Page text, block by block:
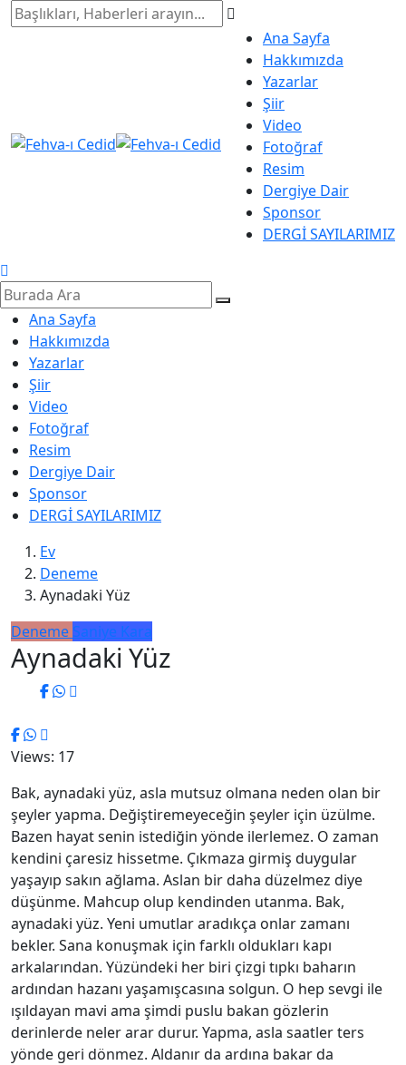
Ana Sayfa
Hakkımızda
Yazarlar
Şiir
Video
Fotoğraf
Resim
Dergiye Dair
Sponsor
DERGİ SAYILARIMIZ
Ana Sayfa
Hakkımızda
Yazarlar
Şiir
Video
Fotoğraf
Resim
Dergiye Dair
Sponsor
DERGİ SAYILARIMIZ
Ev
Deneme
Aynadaki Yüz
Deneme Saniye Kara
Aynadaki Yüz
Views: 17
Bak, aynadaki yüz, asla mutsuz olmana neden olan bir
şeyler yapma. Değiştiremeyeceğin şeyler için üzülme.
Bazen hayat senin istediğin yönde ilerlemez. O zaman
kendini çaresiz hissetme. Çıkmaza girmiş duygular
yaşayıp sakın ağlama. Aslan bir daha düzelmez diye
düşünme. Mahcup olup kendinden utanma. Bak,
aynadaki yüz. Yeni umutlar aradıkça onlar zamanı
bekler. Sana konuşmak için farklı oldukları kapı
arkalarından. Yüzündeki her biri çizgi tıpkı baharın
ardından hazanı yaşamışcasına solgun. O hep sevgi ile
ışıldayan mavi ama şimdi puslu bakan gözlerin
derinlerde neler arar durur. Yapma, asla saatler ters
yönde geri dönmez. Aldanır da ardına bakar da